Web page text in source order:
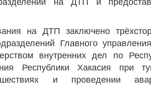
на ДТП заключено
Главного
внутренних дел по
Республики Хакасия при
и проведении